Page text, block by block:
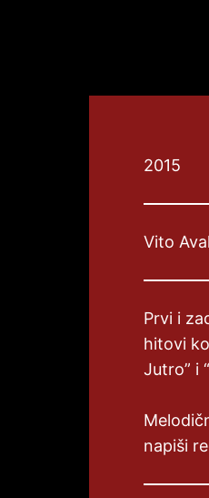
2015
Vito
Prvi i
hitovi
Jutro” i
napiši